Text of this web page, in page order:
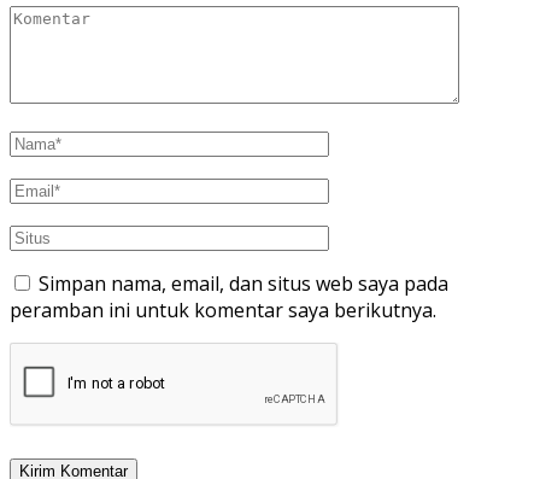
Simpan nama, email, dan situs web saya pada
peramban ini untuk komentar saya berikutnya.